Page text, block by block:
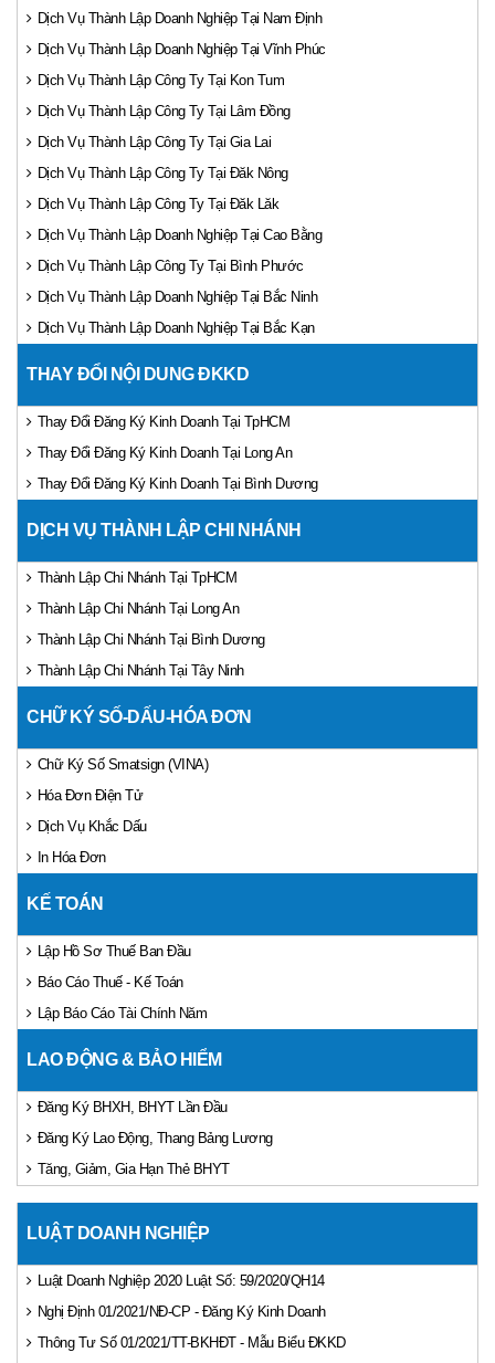
Dịch Vụ Thành Lập Doanh Nghiệp Tại Nam Định
Dịch Vụ Thành Lập Doanh Nghiệp Tại Vĩnh Phúc
Dịch Vụ Thành Lập Công Ty Tại Kon Tum
Dịch Vụ Thành Lập Công Ty Tại Lâm Đồng
Dịch Vụ Thành Lập Công Ty Tại Gia Lai
Dịch Vụ Thành Lập Công Ty Tại Đăk Nông
Dịch Vụ Thành Lập Công Ty Tại Đăk Lăk
Dịch Vụ Thành Lập Doanh Nghiệp Tại Cao Bằng
Dịch Vụ Thành Lập Công Ty Tại Bình Phước
Dịch Vụ Thành Lập Doanh Nghiệp Tại Bắc Ninh
Dịch Vụ Thành Lập Doanh Nghiệp Tại Bắc Kạn
THAY ĐỔI NỘI DUNG ĐKKD
Thay Đổi Đăng Ký Kinh Doanh Tại TpHCM
Thay Đổi Đăng Ký Kinh Doanh Tại Long An
Thay Đổi Đăng Ký Kinh Doanh Tại Bình Dương
DỊCH VỤ THÀNH LẬP CHI NHÁNH
Thành Lập Chi Nhánh Tại TpHCM
Thành Lập Chi Nhánh Tại Long An
Thành Lập Chi Nhánh Tại Bình Dương
Thành Lập Chi Nhánh Tại Tây Ninh
CHỮ KÝ SỐ-DẤU-HÓA ĐƠN
Chữ Ký Số Smatsign (VINA)
Hóa Đơn Điện Tử
Dịch Vụ Khắc Dấu
In Hóa Đơn
KẾ TOÁN
Lập Hồ Sơ Thuế Ban Đầu
Báo Cáo Thuế - Kế Toán
Lập Báo Cáo Tài Chính Năm
LAO ĐỘNG & BẢO HIỂM
Đăng Ký BHXH, BHYT Lần Đầu
Đăng Ký Lao Động, Thang Bảng Lương
Tăng, Giảm, Gia Hạn Thẻ BHYT
LUẬT DOANH NGHIỆP
Luật Doanh Nghiệp 2020 Luật Số: 59/2020/QH14
Nghị Định 01/2021/NĐ-CP - Đăng Ký Kinh Doanh
Thông Tư Số 01/2021/TT-BKHĐT - Mẫu Biểu ĐKKD